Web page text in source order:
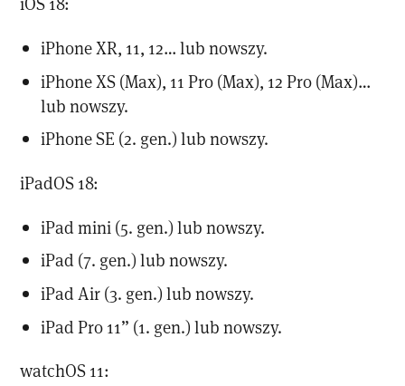
iPhone XR, 11, 12… lub nowszy.
iPhone XS (Max), 11 Pro (Max), 12 Pro (Max)…
lub nowszy.
iPhone SE (2. gen.) lub nowszy.
iPadOS 18:
iPad mini (5. gen.) lub nowszy.
iPad (7. gen.) lub nowszy.
iPad Air (3. gen.) lub nowszy.
iPad Pro 11” (1. gen.) lub nowszy.
watchOS 11: